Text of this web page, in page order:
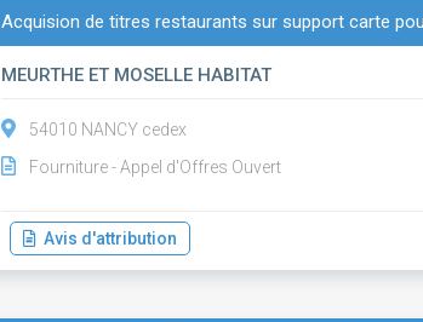
Acquision de titres restaurants sur support carte
MEURTHE ET MOSELLE HABITAT
54010 NANCY cedex
Fourniture - Appel d'Offres Ouvert
Avis d'attribution